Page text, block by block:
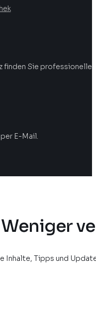
finden Sie professionelle
E-Mail.
Inhalte, Tipps und